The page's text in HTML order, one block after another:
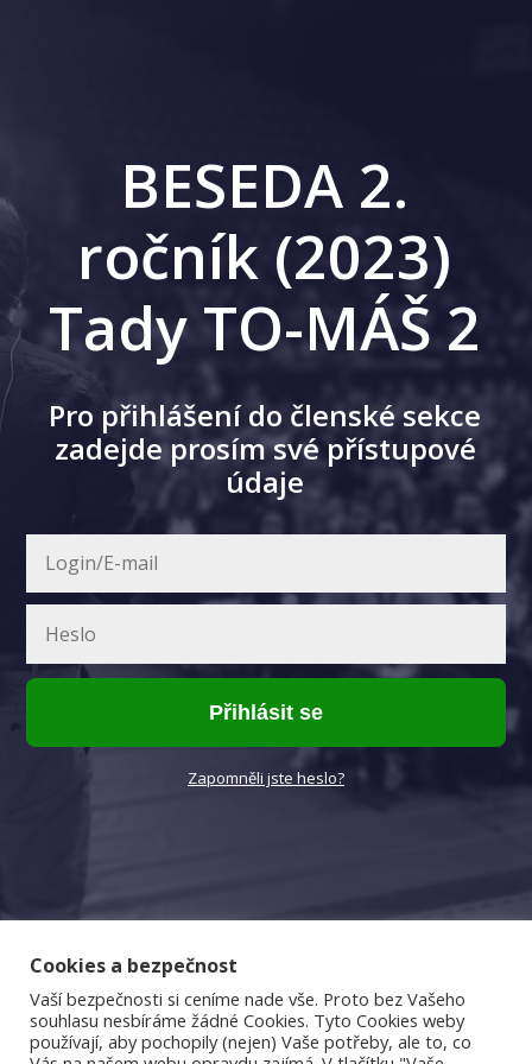
BESEDA 2.
ročník (2023)
Tady TO-MÁŠ 2
Pro přihlášení do členské sekce
zadejde prosím své přístupové
údaje
Přihlásit se
Zapomněli jste heslo?
Cookies a bezpečnost
Vaší bezpečnosti si ceníme nade vše. Proto bez Vašeho
souhlasu nesbíráme žádné Cookies. Tyto Cookies weby
používají, aby pochopily (nejen) Vaše potřeby, ale to, co